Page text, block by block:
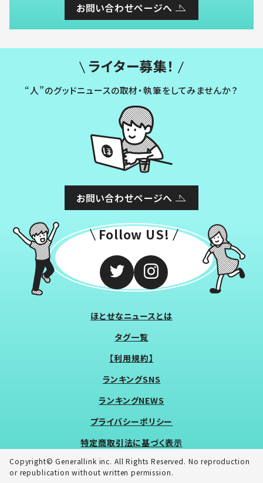
お問い合わせページへ
ライター募集！
“人”のグッドニュースの取材・執筆をしてみませんか？
お問い合わせページへ
Follow US!
ほとせなニュースとは
タグ一覧
【利用規約】
ランキングSNS
ランキングNEWS
プライバシーポリシー
特定商取引法に基づく表示
Copyright© Generallink inc. All Rights Reserved. No reproduction
or republication without written permission.